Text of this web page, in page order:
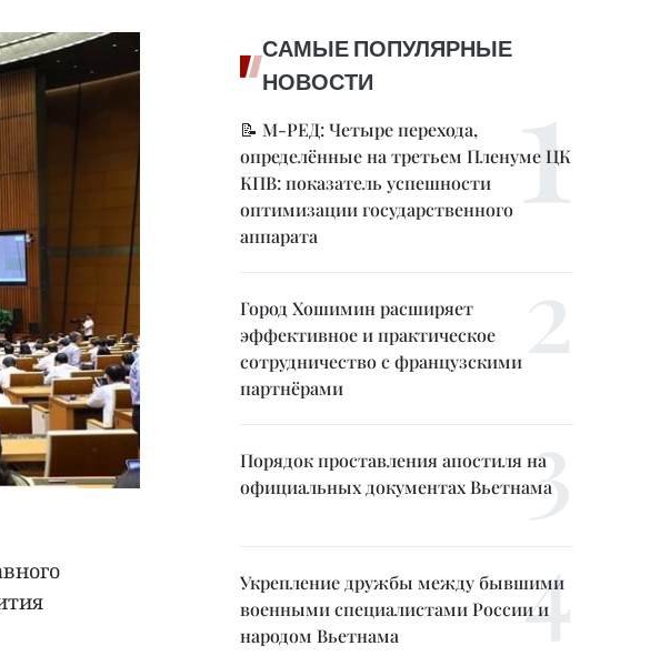
САМЫЕ ПОПУЛЯРНЫЕ
НОВОСТИ
📝 М-РЕД: Четыре перехода,
определённые на третьем Пленуме ЦК
КПВ: показатель успешности
оптимизации государственного
аппарата
Город Хошимин расширяет
эффективное и практическое
сотрудничество с французскими
партнёрами
Порядок проставления апостиля на
официальных документах Вьетнама
Укрепление дружбы между бывшими
военными специалистами России и
народом Вьетнама